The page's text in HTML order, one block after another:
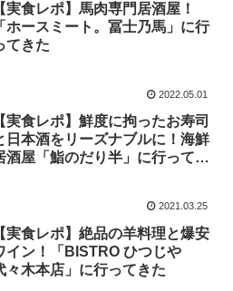
【実食レポ】馬肉専門居酒屋！
「ホースミート。冨士乃馬」に行
てきた
2022.05.01
【実食レポ】鮮度に拘ったお寿司
日本酒をリーズナブルに！海鮮
酒屋「鮨のだり半」に行ってき
2021.03.25
【実食レポ】絶品の羊料理と爆安
イン！「BISTRO ひつじや
々木本店」に行ってきた